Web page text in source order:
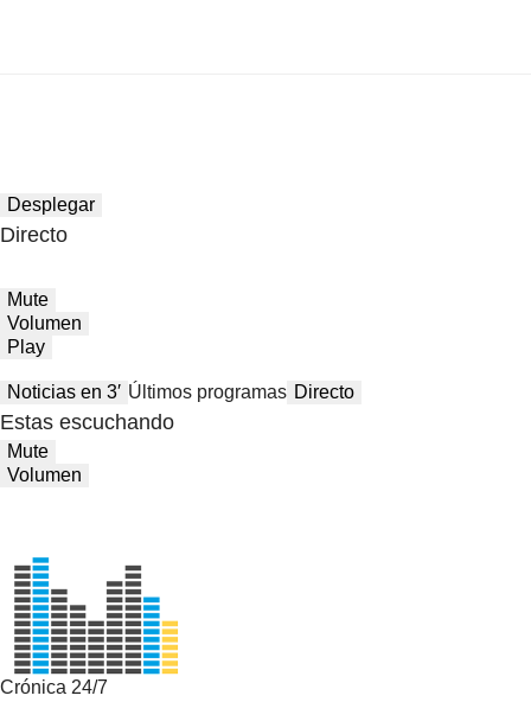
Desplegar
Directo
Mute
Volumen
Play
Noticias en 3′ Últimos programas Directo
Estas escuchando
Mute
Volumen
Crónica 24/7